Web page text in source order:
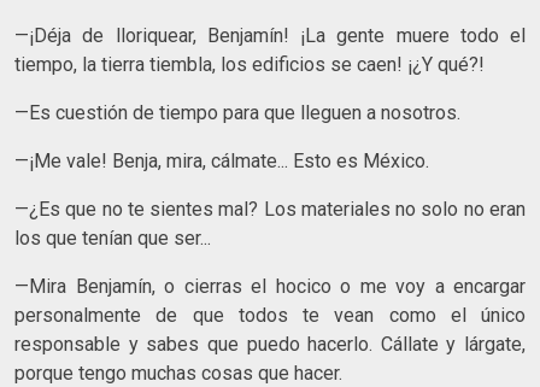
—¡Déja de lloriquear, Benjamín! ¡La gente muere todo el
tiempo, la tierra tiembla, los edificios se caen! ¡¿Y qué?!
—Es cuestión de tiempo para que lleguen a nosotros.
—¡Me vale! Benja, mira, cálmate... Esto es México.
—¿Es que no te sientes mal? Los materiales no solo no eran
los que tenían que ser...
—Mira Benjamín, o cierras el hocico o me voy a encargar
personalmente de que todos te vean como el único
responsable y sabes que puedo hacerlo. Cállate y lárgate,
porque tengo muchas cosas que hacer.